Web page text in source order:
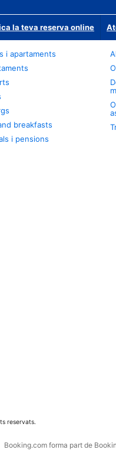
la teva reserva online
i apartaments
breakfasts
i pensions
reservats.
Booking.com forma part de